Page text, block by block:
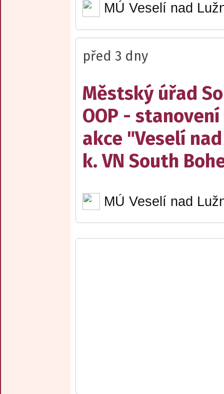
MÚ Veselí nad
před 3 dny
Městský úřad
OOP -
akce "Veselí
k. VN South
MÚ Veselí nad